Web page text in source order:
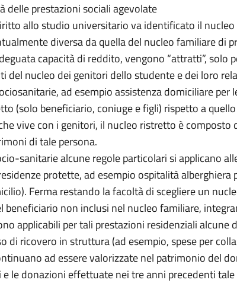
delle prestazioni sociali agevolate
allo studio universitario va identificato il
diversa da quella del nucleo familiare di
capacità di reddito, vengono “attratti”, solo
del nucleo dei genitori dello studente e dei loro
ad esempio assistenza domiciliare
(solo beneficiario, coniuge e figli) rispetto a
vive con i genitori, il nucleo ristretto è composto
di tale persona.
sanitarie alcune regole particolari si applicano
protette, ad esempio ospitalità
Ferma restando la facoltà di scegliere un
non inclusi nel nucleo familiare,
applicabili per tali prestazioni residenziali
di ricovero in struttura (ad esempio, spese per
ad essere valorizzate nel patrimonio del
le donazioni effettuate nei tre anni precedenti